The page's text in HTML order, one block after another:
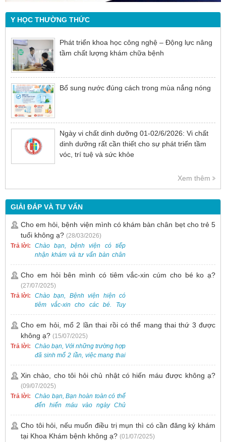
Y HỌC THƯỜNG THỨC
Phát triển khoa học công nghệ – Động lực nâng
tầm chất lượng khám chữa bệnh
Bổ sung nước đúng cách trong mùa nắng nóng
Ngày vi chất dinh dưỡng 01-02/6/2026: Vi chất
dinh dưỡng rất cần thiết cho sự phát triển tầm
vóc, trí tuệ và sức khỏe
Xem thêm
GIẢI ĐÁP VÀ TƯ VẤN
Cho em hỏi, bệnh viện mình có khám bàn chân bẹt cho trẻ 5
tuổi không ạ? (28/03/2026)
Trả lời:
Chào bạn, bệnh viện có tiếp
nhận khám và tư vấn bàn chân
bẹt cho trẻ em, bao gồm cả trẻ 5
tuổi. Bạn có thể đưa bé đến
Khoa Khám bệnh của bệnh viện
để được bác sĩ chuyên khoa
thăm khám. Ngoài ra, để thuận
tiện hơn, bạn có thể đặt lịch
0988 270 115. Nếu cần hỗ trợ
thêm, vui lòng liên hệ qua Zalo
hoặc Fanpage Bệnh viện Việt
Nam - Thụy Điển Uông Bí.
Cho em hỏi bên mình có tiêm vắc-xin cúm cho bé ko ạ?
(27/07/2025)
Trả lời:
Chào bạn, Bệnh viện hiện có
tiêm vắc-xin cho các bé. Tuy
nhiên, các loại vắc-xin thường về
theo từng đợt, không phải lúc
nào cũng có sẵn.
Cho em hỏi, mổ 2 lần thai rồi có thể mang thai thứ 3 được
không ạ? (15/07/2025)
Trả lời:
Chào bạn, Với những trường hợp
đã sinh mổ 2 lần, việc mang thai
lần 3 vẫn có thể thực hiện được.
Tại Bệnh viện, chúng tôi đã tiếp
nhận và hỗ trợ nhiều thai phụ có
nhu cầu tương tự.
Xin chào, cho tôi hỏi chủ nhật có hiến máu được không ạ?
(09/07/2025)
Trả lời:
Chào bạn, Bạn hoàn toàn có thể
đến hiến máu vào ngày Chủ
Nhật.
Cho tôi hỏi, nếu muốn điều trị mụn thì có cần đăng ký khám
tại Khoa Khám bệnh không ạ? (01/07/2025)